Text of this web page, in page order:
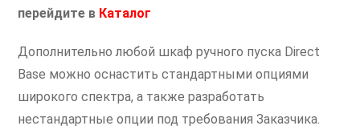
перейдите в Каталог
Дополнительно любой шкаф ручного пуска Direct
Base можно оснастить стандартными опциями
широкого спектра, а также разработать
нестандартные опции под требования Заказчика.